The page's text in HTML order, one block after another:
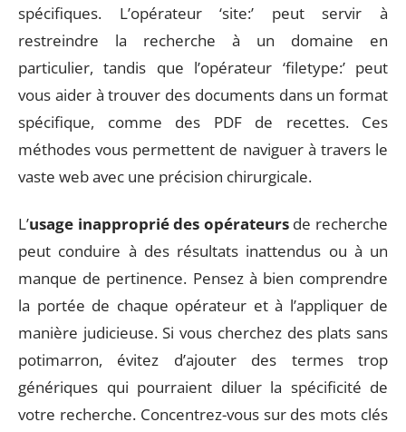
spécifiques. L’opérateur ‘site:’ peut servir à
restreindre la recherche à un domaine en
particulier, tandis que l’opérateur ‘filetype:’ peut
vous aider à trouver des documents dans un format
spécifique, comme des PDF de recettes. Ces
méthodes vous permettent de naviguer à travers le
vaste web avec une précision chirurgicale.
L’usage inapproprié des opérateursde recherche
peut conduire à des résultats inattendus ou à un
manque de pertinence. Pensez à bien comprendre
la portée de chaque opérateur et à l’appliquer de
manière judicieuse. Si vous cherchez des plats sans
potimarron, évitez d’ajouter des termes trop
génériques qui pourraient diluer la spécificité de
votre recherche. Concentrez-vous sur des mots clés